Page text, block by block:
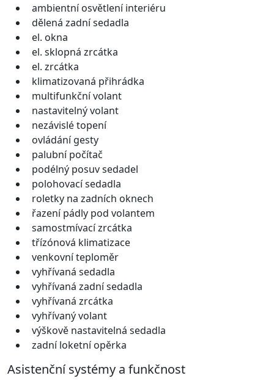
ambientní osvětlení interiéru
dělená zadní sedadla
el. okna
el. sklopná zrcátka
el. zrcátka
klimatizovaná přihrádka
multifunkční volant
nastavitelný volant
nezávislé topení
ovládání gesty
palubní počítač
podélný posuv sedadel
polohovací sedadla
roletky na zadních oknech
řazení pádly pod volantem
samostmívací zrcátka
třízónová klimatizace
venkovní teploměr
vyhřívaná sedadla
vyhřívaná zadní sedadla
vyhřívaná zrcátka
vyhřívaný volant
výškově nastavitelná sedadla
zadní loketní opěrka
Asistenční systémy a funkčnost